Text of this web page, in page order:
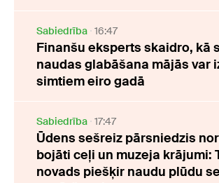
Sabiedrība 16:47
Finanšu eksperts skaidro, kā
naudas glabāšana mājās var
simtiem eiro gadā
Sabiedrība 17:47
Ūdens sešreiz pārsniedzis
bojāti ceļi un muzeja krājumi:
novads piešķir naudu plūdu